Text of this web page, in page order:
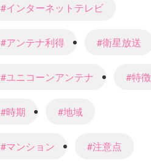
#インターネットテレビ
#アンテナ利得 #衛星放送
#ユニコーンアンテナ #特徴
#時期 #地域
#マンション #注意点